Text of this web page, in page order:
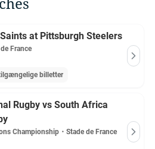
at Pittsburgh Steelers
France
billetter
Rugby vs South Africa
Championship ・ Stade de France